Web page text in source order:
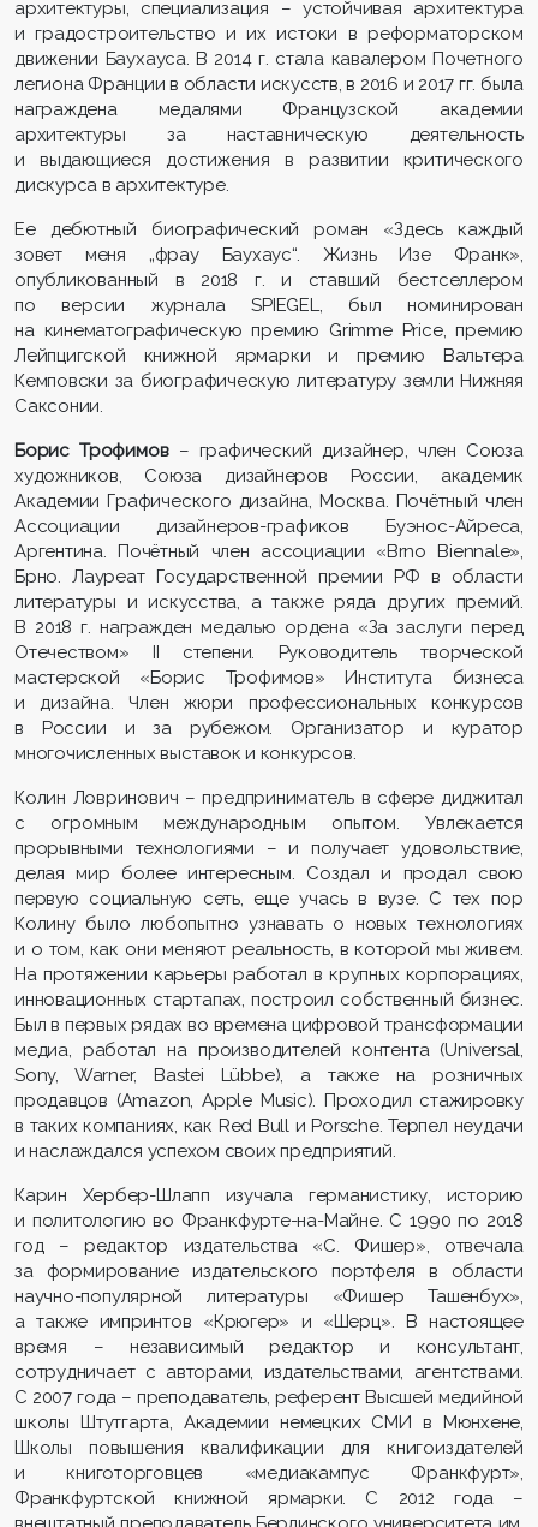
архитектуры, специализация – устойчивая архитектура
и градостроительство и их истоки в реформаторском
движении Баухауса. В 2014 г. стала кавалером Почетного
легиона Франции в области искусств, в 2016 и 2017 гг. была
награждена медалями Французской академии
архитектуры за наставническую деятельность
и выдающиеся достижения в развитии критического
дискурса в архитектуре.
Ее дебютный биографический роман «Здесь каждый
зовет меня „фрау Баухаус“. Жизнь Изе Франк»,
опубликованный в 2018 г. и ставший бестселлером
по версии журнала SPIEGEL, был номинирован
на кинематографическую премию Grimme Price, премию
Лейпцигской книжной ярмарки и премию Вальтера
Кемповски за биографическую литературу земли Нижняя
Саксонии.
Борис Трофимов – графический дизайнер, член Союза
художников, Союза дизайнеров России, академик
Академии Графического дизайна, Москва. Почётный член
Ассоциации дизайнеров-графиков Буэнос-Айреса,
Аргентина. Почётный член ассоциации «Brno Biennale»,
Брно. Лауреат Государственной премии РФ в области
литературы и искусства, а также ряда других премий.
В 2018 г. награжден медалью ордена «За заслуги перед
Отечеством» II степени. Руководитель творческой
мастерской «Борис Трофимов» Института бизнеса
и дизайна. Член жюри профессиональных конкурсов
в России и за рубежом. Организатор и куратор
многочисленных выставок и конкурсов.
Колин Ловринович – предприниматель в сфере диджитал
с огромным международным опытом. Увлекается
прорывными технологиями – и получает удовольствие,
делая мир более интересным. Создал и продал свою
первую социальную сеть, еще учась в вузе. С тех пор
Колину было любопытно узнавать о новых технологиях
и о том, как они меняют реальность, в которой мы живем.
На протяжении карьеры работал в крупных корпорациях,
инновационных стартапах, построил собственный бизнес.
Был в первых рядах во времена цифровой трансформации
медиа, работал на производителей контента (Universal,
Sony, Warner, Bastei Lübbe), а также на розничных
продавцов (Amazon, Apple Music). Проходил стажировку
в таких компаниях, как Red Bull и Porsche. Терпел неудачи
и наслаждался успехом своих предприятий.
Карин Хербер-Шлапп изучала германистику, историю
и политологию во Франкфурте-на-Майне. С 1990 по 2018
год – редактор издательства «С. Фишер», отвечала
за формирование издательского портфеля в области
научно-популярной литературы «Фишер Ташенбух»,
а также импринтов «Крюгер» и «Шерц». В настоящее
время – независимый редактор и консультант,
сотрудничает с авторами, издательствами, агентствами.
С 2007 года – преподаватель, референт Высшей медийной
школы Штутгарта, Академии немецких СМИ в Мюнхене,
Школы повышения квалификации для книгоиздателей
и книготорговцев «медиакампус Франкфурт»,
Франкфуртской книжной ярмарки. С 2012 года –